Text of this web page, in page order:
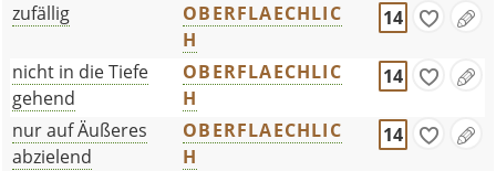
zufällig
OBERFLAECHLIC
H
14
nicht in die Tiefe
gehend
OBERFLAECHLIC
H
14
nur auf Äußeres
abzielend
OBERFLAECHLIC
H
14